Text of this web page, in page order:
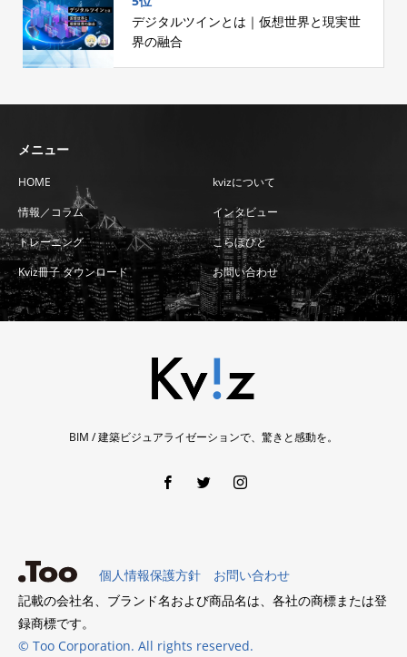
デジタルツインとは｜仮想世界と現実世
界の融合
メニュー
HOME
kvizについて
情報／コラム
インタビュー
トレーニング
こらぼびと
Kviz冊子 ダウンロード
お問い合わせ
BIM / 建築ビジュアライゼーションで、驚きと感動を。
個人情報保護方針
お問い合わせ
記載の会社名、ブランド名および商品名は、各社の商標または登
録商標です。
© Too Corporation. All rights reserved.